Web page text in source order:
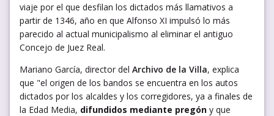
viaje por el que desfilan los dictados más llamativos a
partir de 1346, año en que Alfonso XI impulsó lo más
parecido al actual municipalismo al eliminar el antiguo
Concejo de Juez Real.
Mariano García, director del Archivo de la Villa, explica
que "el origen de los bandos se encuentra en los autos
dictados por los alcaldes y los corregidores, ya a finales de
la Edad Media, difundidos mediante pregón y que